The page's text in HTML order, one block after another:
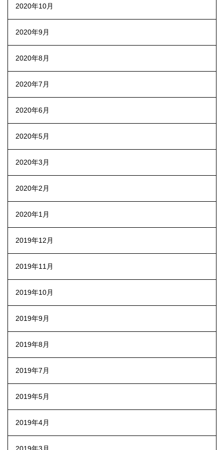
2020年10月
2020年9月
2020年8月
2020年7月
2020年6月
2020年5月
2020年3月
2020年2月
2020年1月
2019年12月
2019年11月
2019年10月
2019年9月
2019年8月
2019年7月
2019年5月
2019年4月